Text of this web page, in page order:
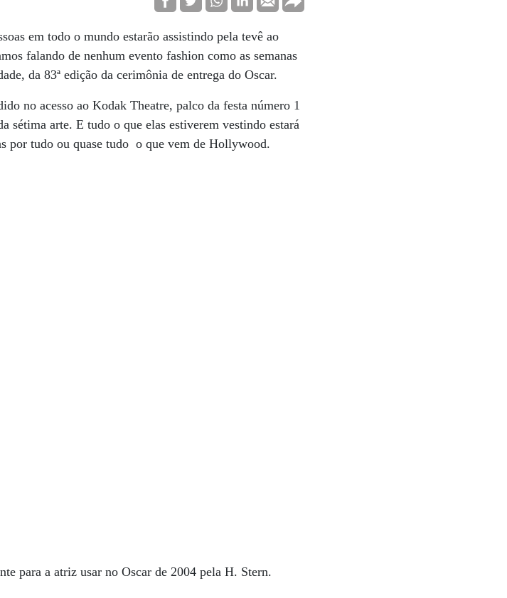
em todo o mundo estarão assistindo pela tevê ao
falando de nenhum evento fashion como as semanas
da 83ª edição da cerimônia de entrega do Oscar.
no acesso ao Kodak Theatre, palco da festa número 1
sétima arte. E tudo o que elas estiverem vestindo estará
por tudo ou quase tudo o que vem de Hollywood.
para a atriz usar no Oscar de 2004 pela H. Stern.